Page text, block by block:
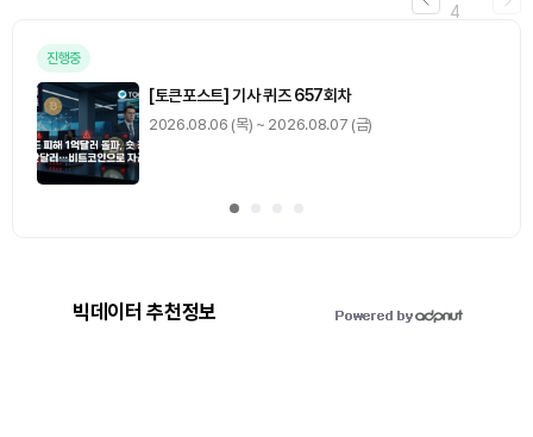
4
진행중
[토큰포스트] 기사 퀴즈 657회차
2026.08.06 (목) ~ 2026.08.07 (금)
빅데이터 추천정보